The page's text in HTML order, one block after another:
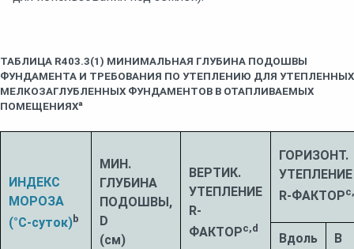
ТАБЛИЦА R403.3(1) МИНИМАЛЬНАЯ ГЛУБИНА ПОДОШВЫ
ФУНДАМЕНТА И ТРЕБОВАНИЯ ПО УТЕПЛЕНИЮ ДЛЯ УТЕПЛЕННЫХ
МЕЛКОЗАГЛУБЛЕННЫХ ФУНДАМЕНТОВ В ОТАПЛИВАЕМЫХ
ПОМЕЩЕНИЯХª
ИНДЕКС
МОРОЗА
(°С-суток)b
МИН.
ГЛУБИНА
ПОДОШВЫ,
D
(см)
ВЕРТИК.
УТЕПЛЕНИЕ
R-
ФАКТОРc,d
ГОРИЗОНТ.
УТЕПЛЕНИЕ
R-ФАКТОР
Вдоль
В